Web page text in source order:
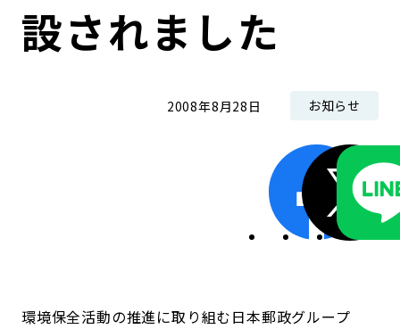
設されました
2008年8月28日 お知らせ
環境保全活動の推進に取り組む日本郵政グループ